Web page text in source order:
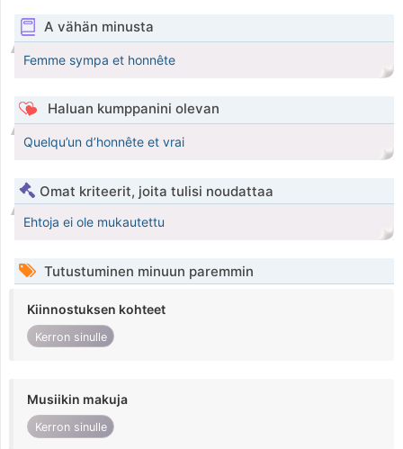
A vähän minusta
Femme sympa et honnête
Haluan kumppanini olevan
Quelqu’un d’honnête et vrai
Omat kriteerit, joita tulisi noudattaa
Ehtoja ei ole mukautettu
Tutustuminen minuun paremmin
Kiinnostuksen kohteet
Kerron sinulle
Musiikin makuja
Kerron sinulle